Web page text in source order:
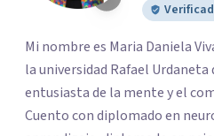
Mi nombre es Maria Daniela
la universidad Rafael Urdaneta
entusiasta de la mente y el
Cuento con diplomado en